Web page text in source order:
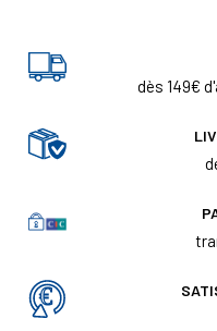
dès 149€